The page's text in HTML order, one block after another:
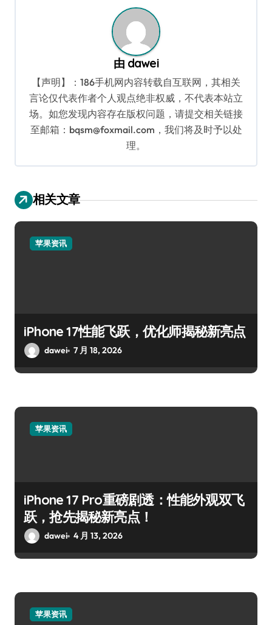
由 dawei
【声明】：186手机网内容转载自互联网，其相关
言论仅代表作者个人观点绝非权威，不代表本站立
场。如您发现内容存在版权问题，请提交相关链接
至邮箱：bqsm@foxmail.com，我们将及时予以处
理。
相关文章
苹果资讯
iPhone 17性能飞跃，优化师揭秘新亮点
dawei 7 月 18, 2026
苹果资讯
iPhone 17 Pro重磅剧透：性能外观双飞
跃，抢先揭秘新亮点！
dawei 4 月 13, 2026
苹果资讯